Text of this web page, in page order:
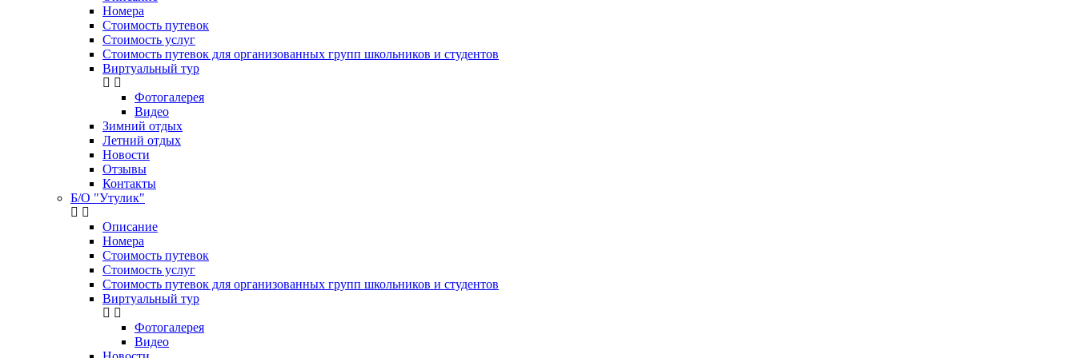
Номера
Стоимость путевок
Стоимость услуг
Стоимость путевок для организованных групп школьников и студентов
Виртуальный тур
Фотогалерея
Видео
Зимний отдых
Летний отдых
Новости
Отзывы
Контакты
Б/О "Утулик"
Описание
Номера
Стоимость путевок
Стоимость услуг
Стоимость путевок для организованных групп школьников и студентов
Виртуальный тур
Фотогалерея
Видео